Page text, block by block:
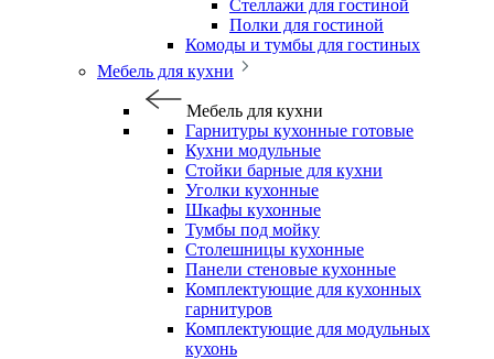
Стеллажи для гостиной
Полки для гостиной
Комоды и тумбы для гостиных
Мебель для кухни
Мебель для кухни
Гарнитуры кухонные готовые
Кухни модульные
Стойки барные для кухни
Уголки кухонные
Шкафы кухонные
Тумбы под мойку
Столешницы кухонные
Панели стеновые кухонные
Комплектующие для кухонных
гарнитуров
Комплектующие для модульных
кухонь